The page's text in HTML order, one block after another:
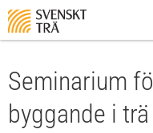
Seminarium
byggande i